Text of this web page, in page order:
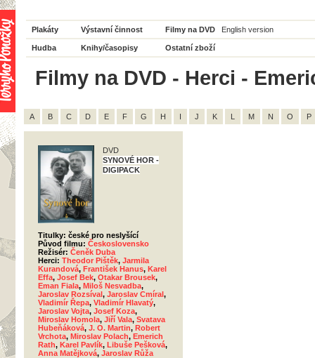
Plakáty Výstavní činnost Filmy na DVD English version
Hudba Knihy/časopisy Ostatní zboží
Filmy na DVD - Herci -
A B C D E F G H I J K L M N O P
DVD
SYNOVÉ HOR -
DIGIPACK
Titulky: české pro neslyšící
Původ filmu: Československo
Režisér: Čeněk Duba
Herci: Theodor Pištěk, Jarmila
Kurandová, František Hanus, Karel
Effa, Josef Bek, Otakar Brousek,
Eman Fiala, Miloš Nesvadba,
Jaroslav Rozsíval, Jaroslav Cmíral,
Vladimír Řepa, Vladimír Hlavatý,
Jaroslav Vojta, Josef Koza,
Miroslav Homola, Jiří Vala, Svatava
Hubeňáková, J. O. Martin, Robert
Vrchota, Miroslav Polach, Emerich
Rath, Karel Pavlík, Libuše Pešková,
Anna Matějková, Jaroslav Růža